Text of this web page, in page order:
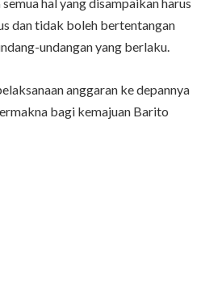
dan tidak boleh bertentangan
undangan yang berlaku.
anggaran ke depannya
bagi kemajuan Barito